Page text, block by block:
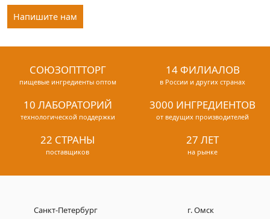
Напишите нам
СОЮЗОПТТОРГ
пищевые ингредиенты оптом
14 ФИЛИАЛОВ
в России и других странах
10 ЛАБОРАТОРИЙ
технологической поддержки
3000 ИНГРЕДИЕНТОВ
от ведущих производителей
22 СТРАНЫ
поставщиков
27 ЛЕТ
на рынке
Санкт-Петербург
г. Омск